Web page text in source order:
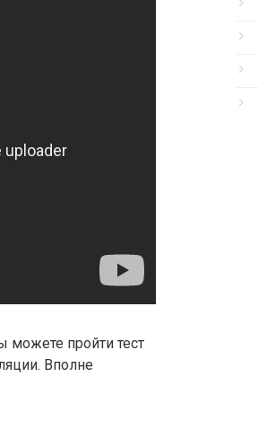
можете пройти тест
Вполне